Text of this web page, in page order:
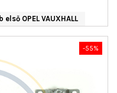
OPEL VAUXHALL
-55%